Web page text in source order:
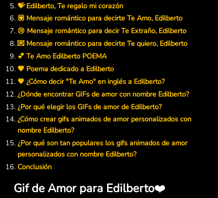
💝 Edilberto, Te regalo mi corazón
💟 Mensaje romántico para decirte Te Amo, Edilberto
😢 Mensaje romántico para decir Te Extraño, Edilberto
💌 Mensaje romántico para decirte Te quiero, Edilberto
💕 Te Amo Edilberto POEMA
🧡 Poema dedicado a Edilberto
💗 ¿Cómo decir "Te Amo" en inglés a Edilberto?
¿Dónde encontrar GIFs de amor con nombre Edilberto?
¿Por qué elegir los GIFs de amor de Edilberto?
¿Cómo crear gifs animados de amor personalizados con
nombre Edilberto?
¿Por qué son tan populares los gifs animados de amor
personalizados con nombre Edilberto?
Conclusión
Gif de Amor para Edilberto❤️